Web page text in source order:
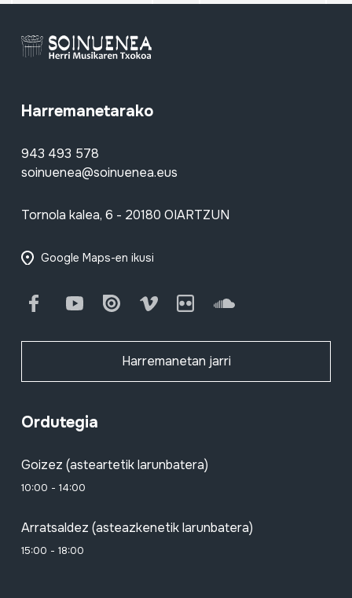
Harremanetarako
943 493 578
soinuenea@soinuenea.eus
Tornola kalea, 6 - 20180 OIARTZUN
Google Maps-en ikusi
FacebookYoutube Issuu Vimeo Flickr SoundCloud
Harremanetan jarri
Ordutegia
Goizez (asteartetik larunbatera)
10:00 - 14:00
Arratsaldez (asteazkenetik larunbatera)
15:00 - 18:00